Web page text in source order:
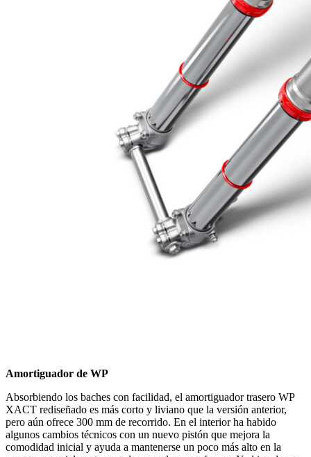
Amortiguador de WP
Absorbiendo los baches con facilidad, el amortiguador trasero WP
XACT rediseñado es más corto y liviano que la versión anterior,
pero aún ofrece 300 mm de recorrido. En el interior ha habido
algunos cambios técnicos con un nuevo pistón que mejora la
comodidad inicial y ayuda a mantenerse un poco más alto en la